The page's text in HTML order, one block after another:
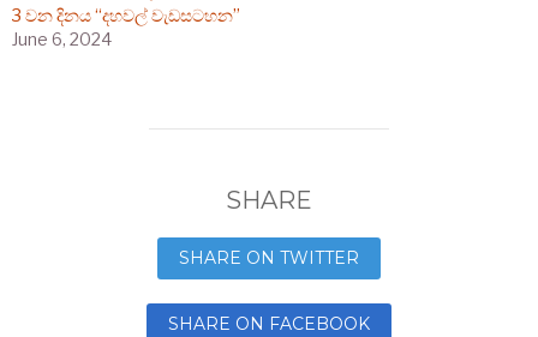
3 වන දිනය “දහවල් වැඩසටහන”
June 6, 2024
SHARE
SHARE ON TWITTER
SHARE ON FACEBOOK